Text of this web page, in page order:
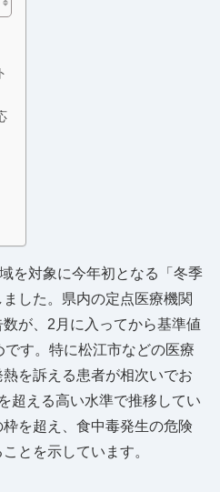
を対象に今年初となる「冬季
した。県内の定点医療機関
が、2月に入ってから基準値
す。特に松江市などの医療
を訴える患者が相次いでお
超える高い水準で推移してい
を超え、食中毒発生の危険
とを示しています。